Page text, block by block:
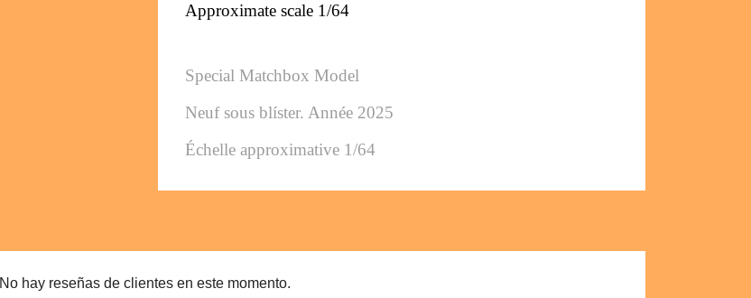
Approximate scale 1/64
Special Matchbox Model
Neuf sous blíster. Année 2025
Échelle approximative 1/64
No hay reseñas de clientes en este momento.